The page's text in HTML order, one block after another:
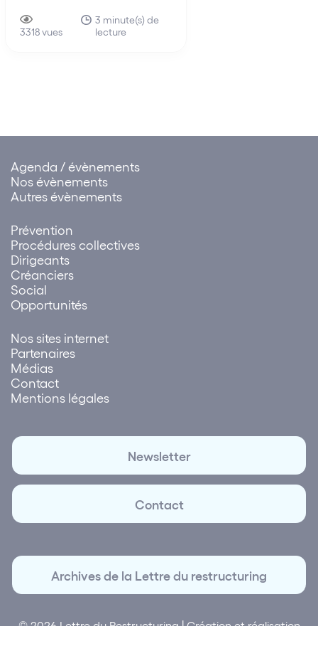
de la créance déclarée
relevée par le Juge-
3318 vues
3 minute(s) de
lecture
Agenda / évènements
Nos évènements
Autres évènements
Prévention
Procédures collectives
Dirigeants
Créanciers
Social
Opportunités
Nos sites internet
Partenaires
Médias
Contact
Mentions légales
Newsletter
Contact
Archives de la Lettre du restructuring
© 2026 Lettre du Restructuring | Création et réalisation